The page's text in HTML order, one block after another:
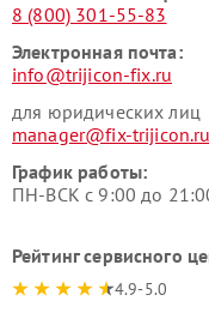
8 (800) 301-55-83
Электронная почта:
info@trijicon-fix.ru
для юридических лиц
manager@fix-trijicon.ru
График работы:
ПН-ВСК с 9:00 до
Рейтинг сервисного
4.9-5.0